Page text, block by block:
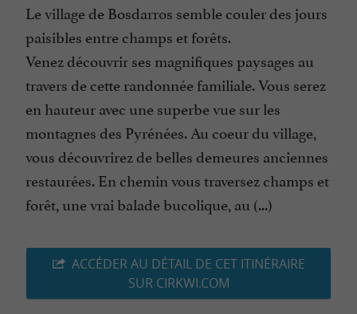
Le village de Bosdarros semble couler des jours
paisibles entre champs et forêts.
Venez découvrir ses magnifiques paysages au
travers de cette randonnée familiale. Vous serez
en hauteur avec une superbe vue sur les
montagnes des Pyrénées. Au coeur du village,
vous découvrirez de belles demeures anciennes
restaurées. En chemin vous traversez champs et
forêt, une vrai balade bucolique, au (...)
ACCÉDER AU DÉTAIL DE CET ITINÉRAIRE
SUR CIRKWI.COM